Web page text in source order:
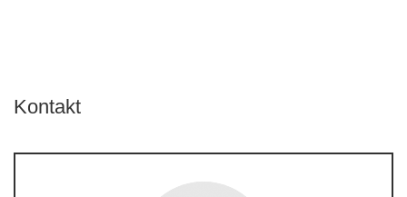
Kontakt